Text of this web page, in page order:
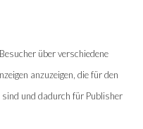
über verschiedene
anzuzeigen, die für den
und dadurch für Publisher